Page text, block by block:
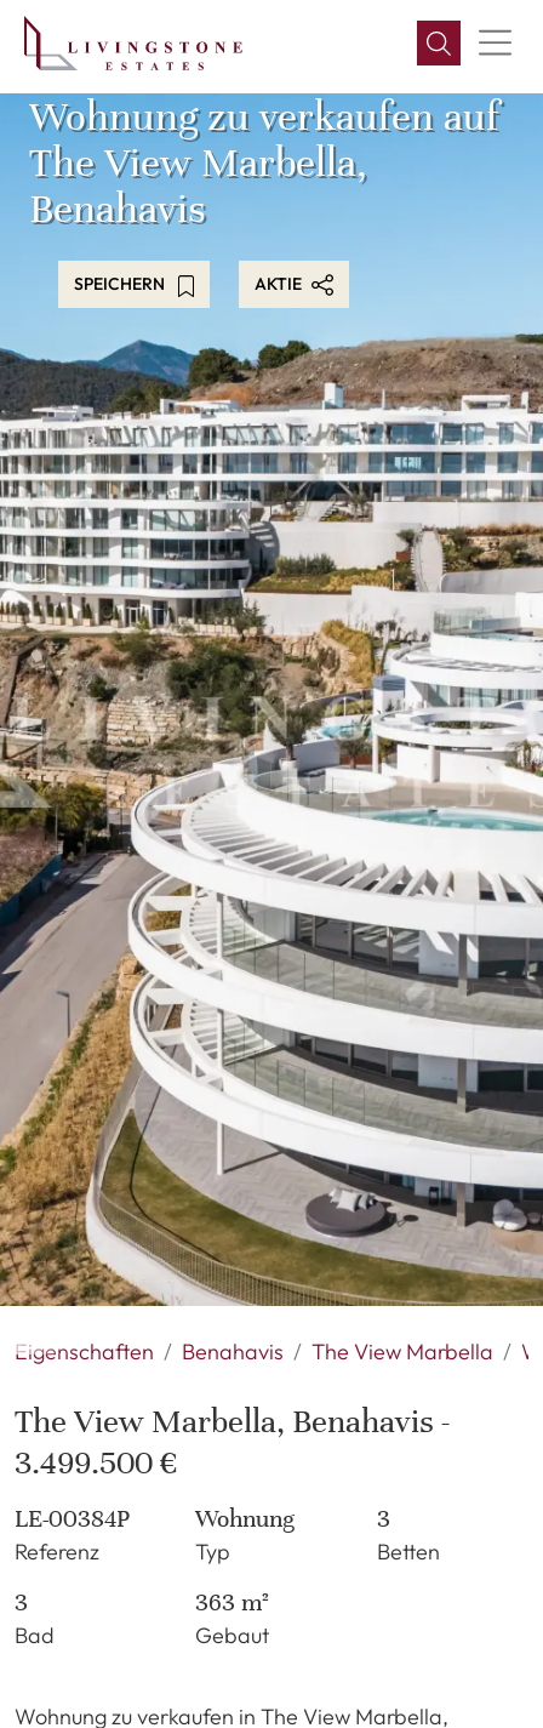
Wohnung zu verkaufen auf
The View Marbella,
Benahavis
SPEICHERN AKTIE
Eigenschaften Benahavis The View Marbella
The View Marbella, Benahavis -
3.499.500 €
LE-00384P
Referenz
Wohnung
Typ
3
Betten
3
Bad
363 m²
Gebaut
Wohnung zu verkaufen in The View Marbella,